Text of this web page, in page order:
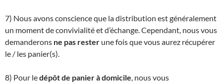
7) Nous avons conscience que la distribution est généralement
un moment de convivialité et d’échange. Cependant, nous vous
demanderons ne pas rester une fois que vous aurez récupérer
le / les panier(s).
8) Pour ledépôt de panier à domicile, nous vous